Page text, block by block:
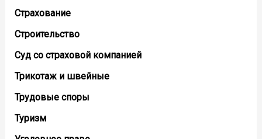
Страхование
Строительство
Суд со страховой компанией
Трикотаж и швейные
Трудовые споры
Туризм